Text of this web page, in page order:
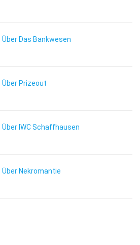
Über Das Bankwesen
Über Prizeout
Über IWC Schaffhausen
Über Nekromantie